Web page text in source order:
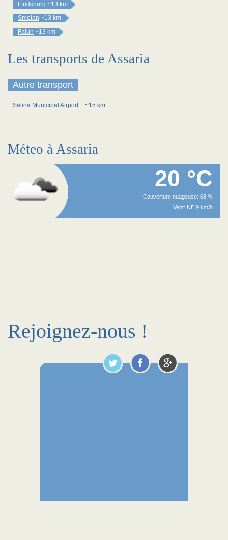
Lindsborg ~13 km
Smolan ~13 km
Falun ~13 km
Les transports de Assaria
Autre transport
Salina Municipal Airport ~15 km
Méteo à Assaria
20 °C
Couverture nuageuse: 68 %
Vent: NE 9 km/h
Rejoignez-nous !